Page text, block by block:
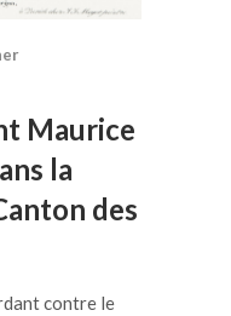
Maurice
la
des
contre le